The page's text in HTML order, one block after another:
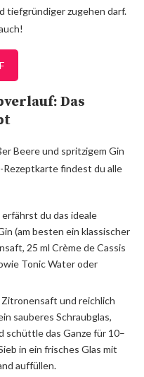
tiefgründiger zugehen darf.
Das
Beere und spritzigem Gin
findest du alle
erfährst du das ideale
(am besten ein klassischer
25 ml Crème de Cassis
Tonic Water oder
Zitronensaft und reichlich
sauberes Schraubglas,
schüttle das Ganze für 10–
in ein frisches Glas mit
auffüllen.